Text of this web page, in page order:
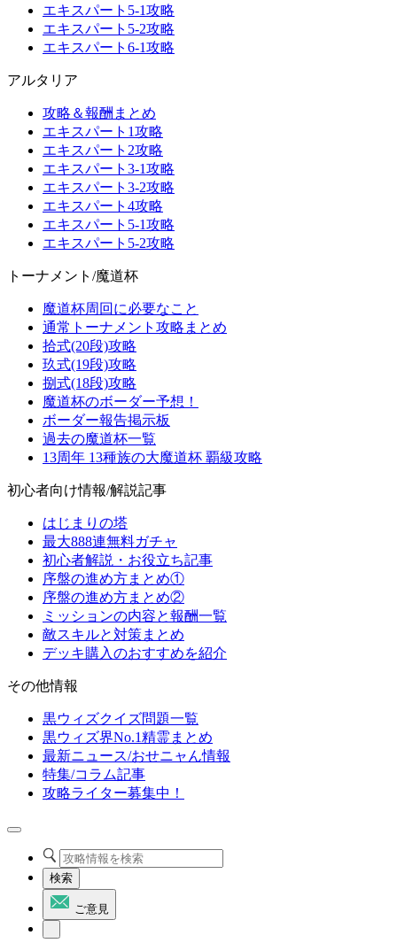
エキスパート5-1攻略
エキスパート5-2攻略
エキスパート6-1攻略
アルタリア
攻略＆報酬まとめ
エキスパート1攻略
エキスパート2攻略
エキスパート3-1攻略
エキスパート3-2攻略
エキスパート4攻略
エキスパート5-1攻略
エキスパート5-2攻略
トーナメント/魔道杯
魔道杯周回に必要なこと
通常トーナメント攻略まとめ
拾式(20段)攻略
玖式(19段)攻略
捌式(18段)攻略
魔道杯のボーダー予想！
ボーダー報告掲示板
過去の魔道杯一覧
13周年 13種族の大魔道杯 覇級攻略
初心者向け情報/解説記事
はじまりの塔
最大888連無料ガチャ
初心者解説・お役立ち記事
序盤の進め方まとめ①
序盤の進め方まとめ②
ミッションの内容と報酬一覧
敵スキルと対策まとめ
デッキ購入のおすすめを紹介
その他情報
黒ウィズクイズ問題一覧
黒ウィズ界No.1精霊まとめ
最新ニュース/おせニャん情報
特集/コラム記事
攻略ライター募集中！
検索
ご意見